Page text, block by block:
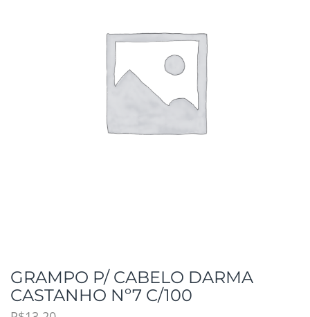
GRAMPO P/ CABELO DARMA
CASTANHO Nº7 C/100